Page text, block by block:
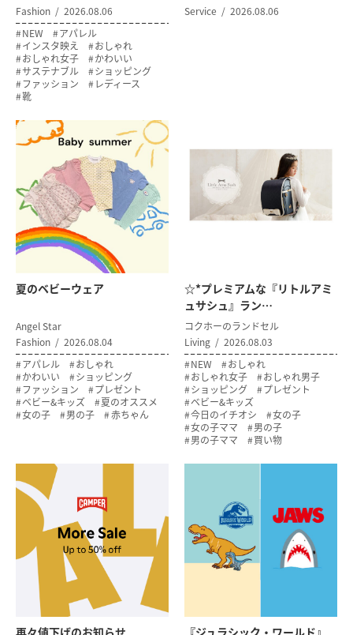
Fashion
2026.08.06
NEW
アパレル
インスタ映え
おしゃれ
おしゃれ女子
かわいい
サステナブル
ショッピング
ファッション
レディース
靴
Service
2026.08.06
夏のベビーウェア
Angel Star
Fashion
2026.08.04
アパレル
おしゃれ
かわいい
ショッピング
ファッション
プレゼント
ベビー&キッズ
夏のオススメ
女の子
男の子 赤ちゃん
☆*プレミアムな『リトルアミ
ュサシュ』ラン…
コクホーのランドセル
Living
2026.08.03
NEW
おしゃれ
おしゃれ女子
おしゃれ男子
ショッピング
プレゼント
ベビー&キッズ
今日のイチオシ
女の子
女の子ママ
男の子
男の子ママ
買い物
再々値下げのお知らせ
『ジュラシック・ワールド』